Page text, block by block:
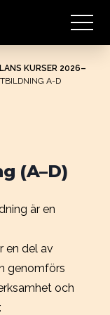
KURSER 2026–
A-D
(A–D)
är en
en del av
genomförs
och